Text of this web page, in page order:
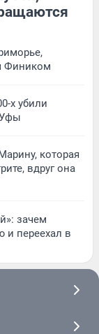
Фиником
х убили
которая
вдруг она
зачем
и переехал в